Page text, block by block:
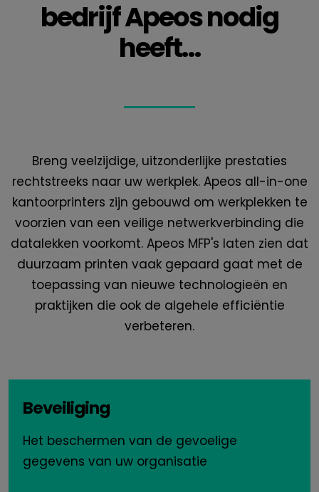
bedrijf Apeos nodig
heeft…
Breng veelzijdige, uitzonderlijke prestaties
rechtstreeks naar uw werkplek. Apeos all-in-one
kantoorprinters zijn gebouwd om werkplekken te
voorzien van een veilige netwerkverbinding die
datalekken voorkomt. Apeos MFP's laten zien dat
duurzaam printen vaak gepaard gaat met de
toepassing van nieuwe technologieën en
praktijken die ook de algehele efficiëntie
verbeteren.
Beveiliging
Het beschermen van de gevoelige
gegevens van uw organisatie